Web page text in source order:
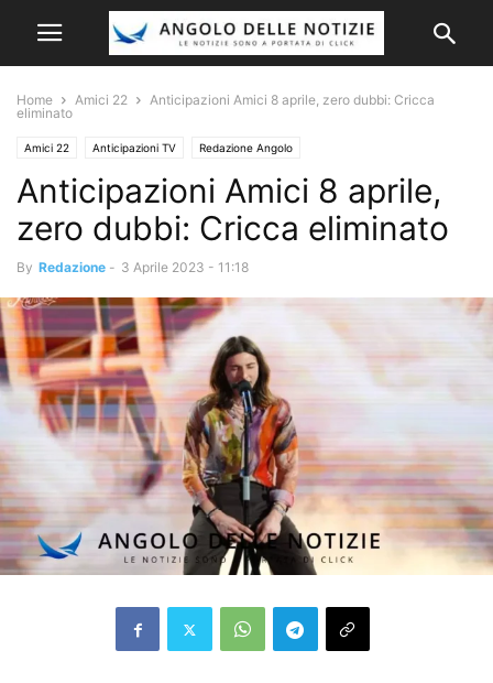
Home Amici 22
Anticipazioni Amici 8 aprile, zero dubbi: Cricca
eliminato
Amici 22 Anticipazioni TV Redazione Angolo
Anticipazioni Amici 8 aprile,
zero dubbi: Cricca eliminato
By Redazione - 3 Aprile 2023 - 11:18